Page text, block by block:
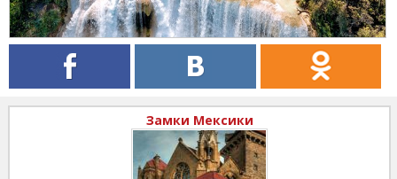
Замки Мексики